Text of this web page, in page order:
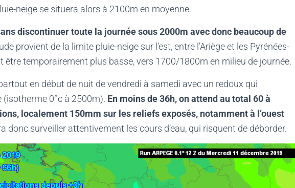
neige se situera alors à 2100m en moyenne.
discontinuer toute la journée sous 2000m avec donc beaucoup de
provient de la limite pluie-neige sur l’est, entre l’Ariège et les Pyrénées-
être temporairement plus basse, vers 1700/1800m en milieu de journée.
partout en début de nuit de vendredi à samedi avec un redoux qui
(isotherme 0°c à 2500m). En moins de 36h, on attend au total 60 à
localement 150mm sur les reliefs exposés, notamment à l’ouest
donc surveiller attentivement les cours d’eau, qui risquent de déborder.